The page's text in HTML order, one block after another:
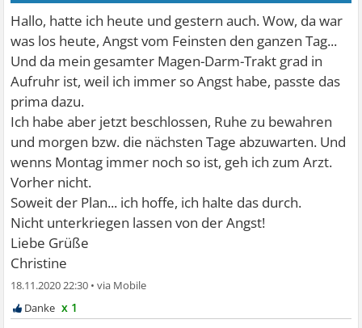
Hallo, hatte ich heute und gestern auch. Wow, da war
was los heute, Angst vom Feinsten den ganzen Tag...
Und da mein gesamter Magen-Darm-Trakt grad in
Aufruhr ist, weil ich immer so Angst habe, passte das
prima dazu.
Ich habe aber jetzt beschlossen, Ruhe zu bewahren
und morgen bzw. die nächsten Tage abzuwarten. Und
wenns Montag immer noch so ist, geh ich zum Arzt.
Vorher nicht.
Soweit der Plan... ich hoffe, ich halte das durch.
Nicht unterkriegen lassen von der Angst!
Liebe Grüße
Christine
18.11.2020 22:30 •
x 1